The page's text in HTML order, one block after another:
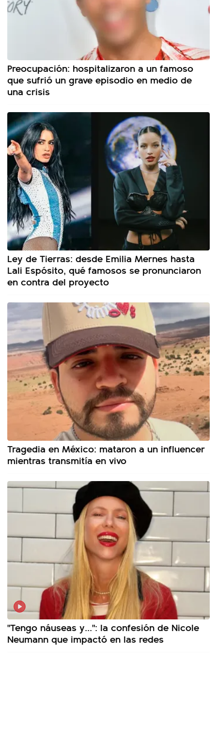
Preocupación: hospitalizaron a un famoso
que sufrió un grave episodio en medio de
una crisis
Ley de Tierras: desde Emilia Mernes hasta
Lali Espósito, qué famosos se pronunciaron
en contra del proyecto
Tragedia en México: mataron a un influencer
mientras transmitía en vivo
"Tengo náuseas y...": la confesión de Nicole
Neumann que impactó en las redes